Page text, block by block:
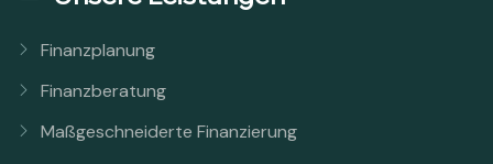
Finanzplanung
Finanzberatung
Maßgeschneiderte Finanzierung